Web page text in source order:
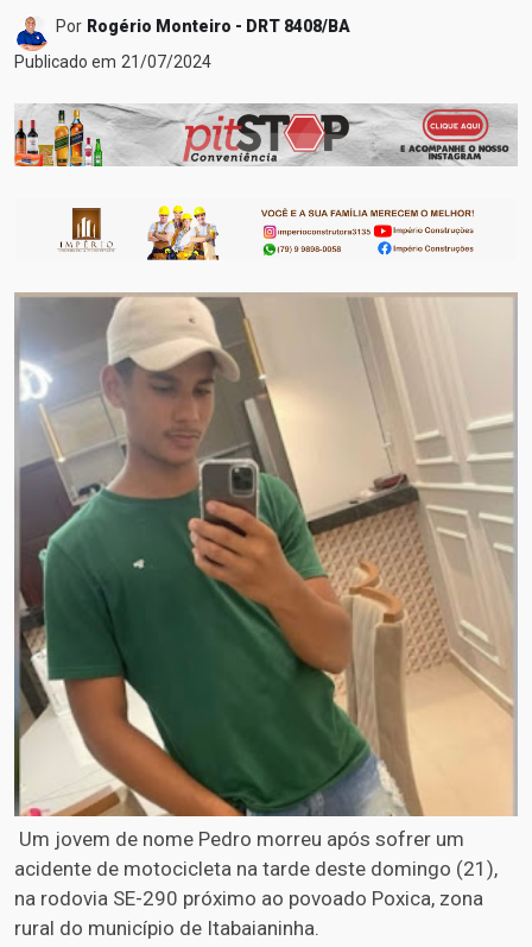
Por Rogério Monteiro - DRT 8408/BA
Publicado em 21/07/2024
Um jovem de nome Pedro morreu após sofrer um
acidente de motocicleta na tarde deste domingo (21),
na rodovia SE-290 próximo ao povoado Poxica, zona
rural do município de Itabaianinha.